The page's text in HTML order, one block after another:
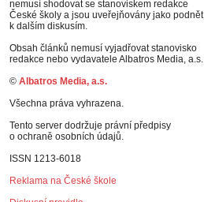
nemusí shodovat se stanoviskem redakce
České školy a jsou uveřejňovány jako podnět
k dalším diskusím.
Obsah článků nemusí vyjadřovat stanovisko
redakce nebo vydavatele Albatros Media, a.s.
© Albatros Media, a.s.
Všechna práva vyhrazena.
Tento server dodržuje právní předpisy
o ochraně osobních údajů.
ISSN 1213-6018
Reklama na České škole